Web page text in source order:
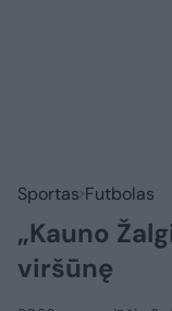
Sportas Futbolas
„Kauno
viršūnę